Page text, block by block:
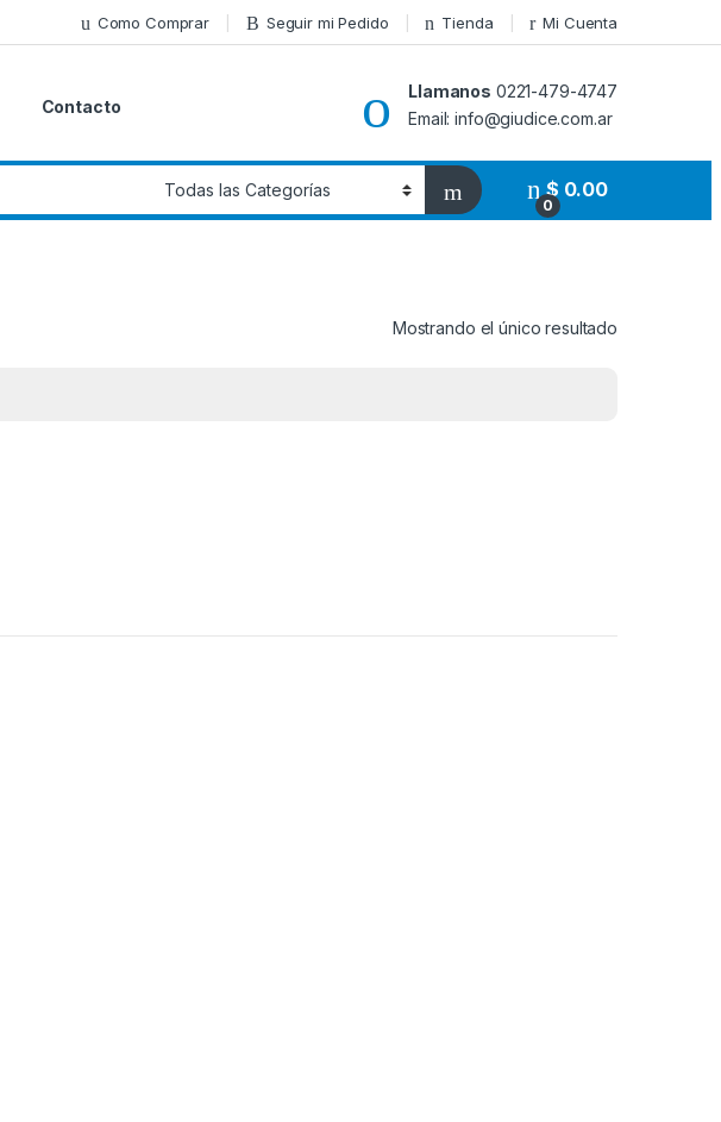
Como Comprar Seguir mi Pedido Tienda Mi Cuenta
Contacto
Llamanos 0221-479-4747
Email: info@giudice.com.ar
0
$ 0.00
Mostrando el único resultado